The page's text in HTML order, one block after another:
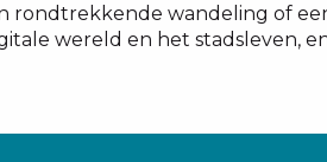
rondtrekkende wandeling of
wereld en het